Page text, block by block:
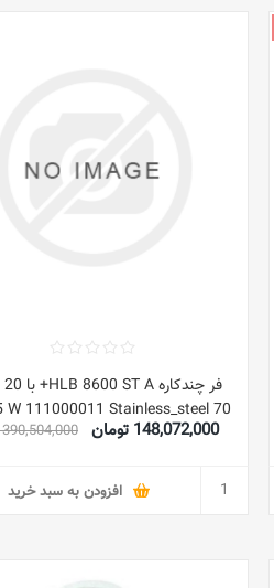
70 L 3215 W 111000011 Stainless_steel
148,072,000 تومان 390,504,000 تومان
افزودن به سبد خرید